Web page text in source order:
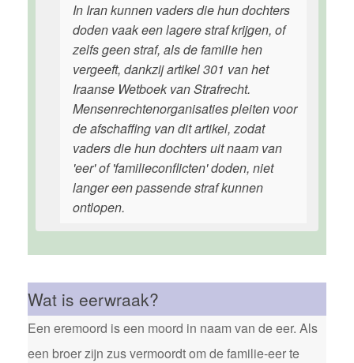
In Iran kunnen vaders die hun dochters
doden vaak een lagere straf krijgen, of
zelfs geen straf, als de familie hen
vergeeft, dankzij artikel 301 van het
Iraanse Wetboek van Strafrecht.
Mensenrechtenorganisaties pleiten voor
de afschaffing van dit artikel, zodat
vaders die hun dochters uit naam van
'eer' of 'familieconflicten' doden, niet
langer een passende straf kunnen
ontlopen.
Wat is eerwraak?
Een eremoord is een moord in naam van de eer. Als
een broer zijn zus vermoordt om de familie-eer te